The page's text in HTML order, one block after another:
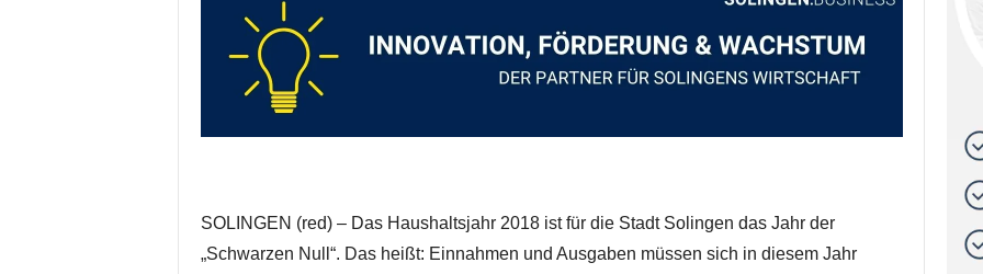
SOLINGEN (red) – Das Haushaltsjahr 2018 ist für die Stadt Solingen das Jahr der
„Schwarzen Null“. Das heißt: Einnahmen und Ausgaben müssen sich in diesem Jahr